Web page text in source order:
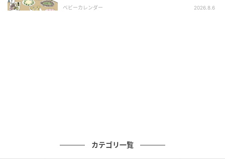
＜は？お土産の催促＞姉に相談すると「図々
ベビーカレンダー 2026.8.6
カテゴリ一覧